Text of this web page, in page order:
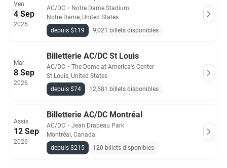
Ven
4 Sep
2026
AC/DC ・ Notre Dame Stadium
Notre Dame, United States
depuis $119
9,021 billets disponibles
Mar
8 Sep
2026
Billetterie AC/DC St Louis
AC/DC ・ The Dome at America's Center
St Louis, United States
depuis $74
12,581 billets disponibles
Assis
12 Sep
2026
Billetterie AC/DC Montréal
AC/DC ・ Jean Drapeau Park
Montréal, Canada
depuis $215
120 billets disponibles